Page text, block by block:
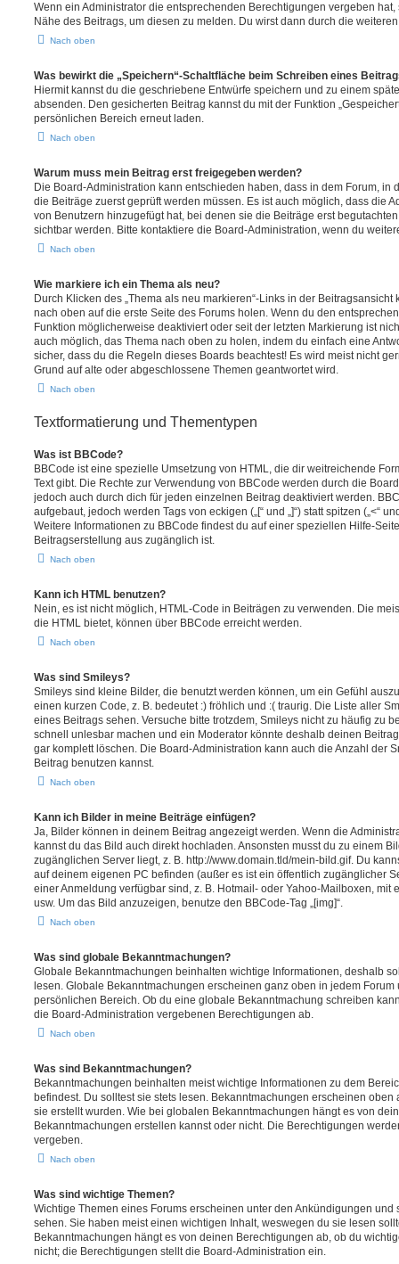
Wenn ein Administrator die entsprechenden Berechtigungen vergeben
Nähe des Beitrags, um diesen zu melden. Du wirst dann durch die
Nach oben
Was bewirkt die „Speichern“-Schaltfläche beim Schreiben eines
Hiermit kannst du die geschriebene Entwürfe speichern und zu einem
absenden. Den gesicherten Beitrag kannst du mit der Funktion
persönlichen Bereich erneut laden.
Nach oben
Warum muss mein Beitrag erst freigegeben werden?
Die Board-Administration kann entschieden haben, dass in dem Forum, in
die Beiträge zuerst geprüft werden müssen. Es ist auch möglich, dass die
von Benutzern hinzugefügt hat, bei denen sie die Beiträge erst
sichtbar werden. Bitte kontaktiere die Board-Administration, wenn du
Nach oben
Wie markiere ich ein Thema als neu?
Durch Klicken des „Thema als neu markieren“-Links in der
nach oben auf die erste Seite des Forums holen. Wenn du den
Funktion möglicherweise deaktiviert oder seit der letzten Markierung ist
auch möglich, das Thema nach oben zu holen, indem du einfach eine
sicher, dass du die Regeln dieses Boards beachtest! Es wird meist nicht
Grund auf alte oder abgeschlossene Themen geantwortet wird.
Nach oben
Textformatierung und Thementypen
Was ist BBCode?
BBCode ist eine spezielle Umsetzung von HTML, die dir weitreichende
Text gibt. Die Rechte zur Verwendung von BBCode werden durch die
jedoch auch durch dich für jeden einzelnen Beitrag deaktiviert werden.
aufgebaut, jedoch werden Tags von eckigen („[“ und „]“) statt spitzen („<“
Weitere Informationen zu BBCode findest du auf einer speziellen Hilfe-
Beitragserstellung aus zugänglich ist.
Nach oben
Kann ich HTML benutzen?
Nein, es ist nicht möglich, HTML-Code in Beiträgen zu verwenden. Die
die HTML bietet, können über BBCode erreicht werden.
Nach oben
Was sind Smileys?
Smileys sind kleine Bilder, die benutzt werden können, um ein Gefühl
einen kurzen Code, z. B. bedeutet :) fröhlich und :( traurig. Die Liste aller
eines Beitrags sehen. Versuche bitte trotzdem, Smileys nicht zu häufig zu
schnell unlesbar machen und ein Moderator könnte deshalb deinen
gar komplett löschen. Die Board-Administration kann auch die Anzahl der
Beitrag benutzen kannst.
Nach oben
Kann ich Bilder in meine Beiträge einfügen?
Ja, Bilder können in deinem Beitrag angezeigt werden. Wenn die
kannst du das Bild auch direkt hochladen. Ansonsten musst du zu einem
zugänglichen Server liegt, z. B. http://www.domain.tld/mein-bild.gif. Du
auf deinem eigenen PC befinden (außer es ist ein öffentlich zugänglicher
einer Anmeldung verfügbar sind, z. B. Hotmail- oder Yahoo-Mailboxen, mit
usw. Um das Bild anzuzeigen, benutze den BBCode-Tag „[img]“.
Nach oben
Was sind globale Bekanntmachungen?
Globale Bekanntmachungen beinhalten wichtige Informationen, deshalb
lesen. Globale Bekanntmachungen erscheinen ganz oben in jedem
persönlichen Bereich. Ob du eine globale Bekanntmachung schreiben
die Board-Administration vergebenen Berechtigungen ab.
Nach oben
Was sind Bekanntmachungen?
Bekanntmachungen beinhalten meist wichtige Informationen zu dem
befindest. Du solltest sie stets lesen. Bekanntmachungen erscheinen oben
sie erstellt wurden. Wie bei globalen Bekanntmachungen hängt es von
Bekanntmachungen erstellen kannst oder nicht. Die Berechtigungen
vergeben.
Nach oben
Was sind wichtige Themen?
Wichtige Themen eines Forums erscheinen unter den Ankündigungen und
sehen. Sie haben meist einen wichtigen Inhalt, weswegen du sie lesen
Bekanntmachungen hängt es von deinen Berechtigungen ab, ob du
nicht; die Berechtigungen stellt die Board-Administration ein.